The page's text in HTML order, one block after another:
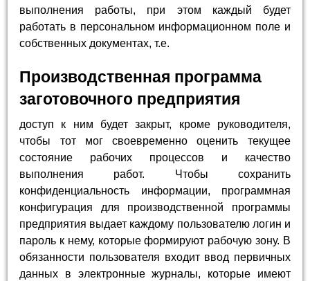
выполнения работы, при этом каждый будет
работать в персональном информационном поле и
собственных документах, т.е.
Производственная программа
заготовочного предприятия
доступ к ним будет закрыт, кроме руководителя,
чтобы тот мог своевременно оценить текущее
состояние рабочих процессов и качество
выполнения работ. Чтобы сохранить
конфиденциальность информации, программная
конфигурация для производственной программы
предприятия выдает каждому пользователю логин и
пароль к нему, которые формируют рабочую зону. В
обязанности пользователя входит ввод первичных
данных в электронные журналы, которые имеют